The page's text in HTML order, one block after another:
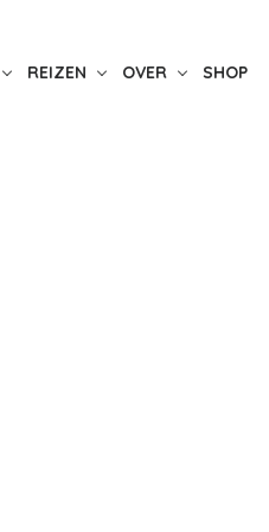
REIZEN OVER SHOP